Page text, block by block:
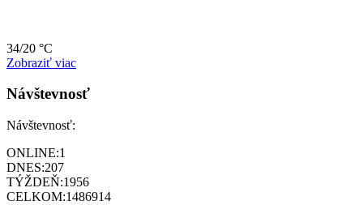
34/20 °C
Zobraziť viac
Návštevnosť
Návštevnosť:
ONLINE:1
DNES:207
TÝŽDEŇ:1956
CELKOM:1486914